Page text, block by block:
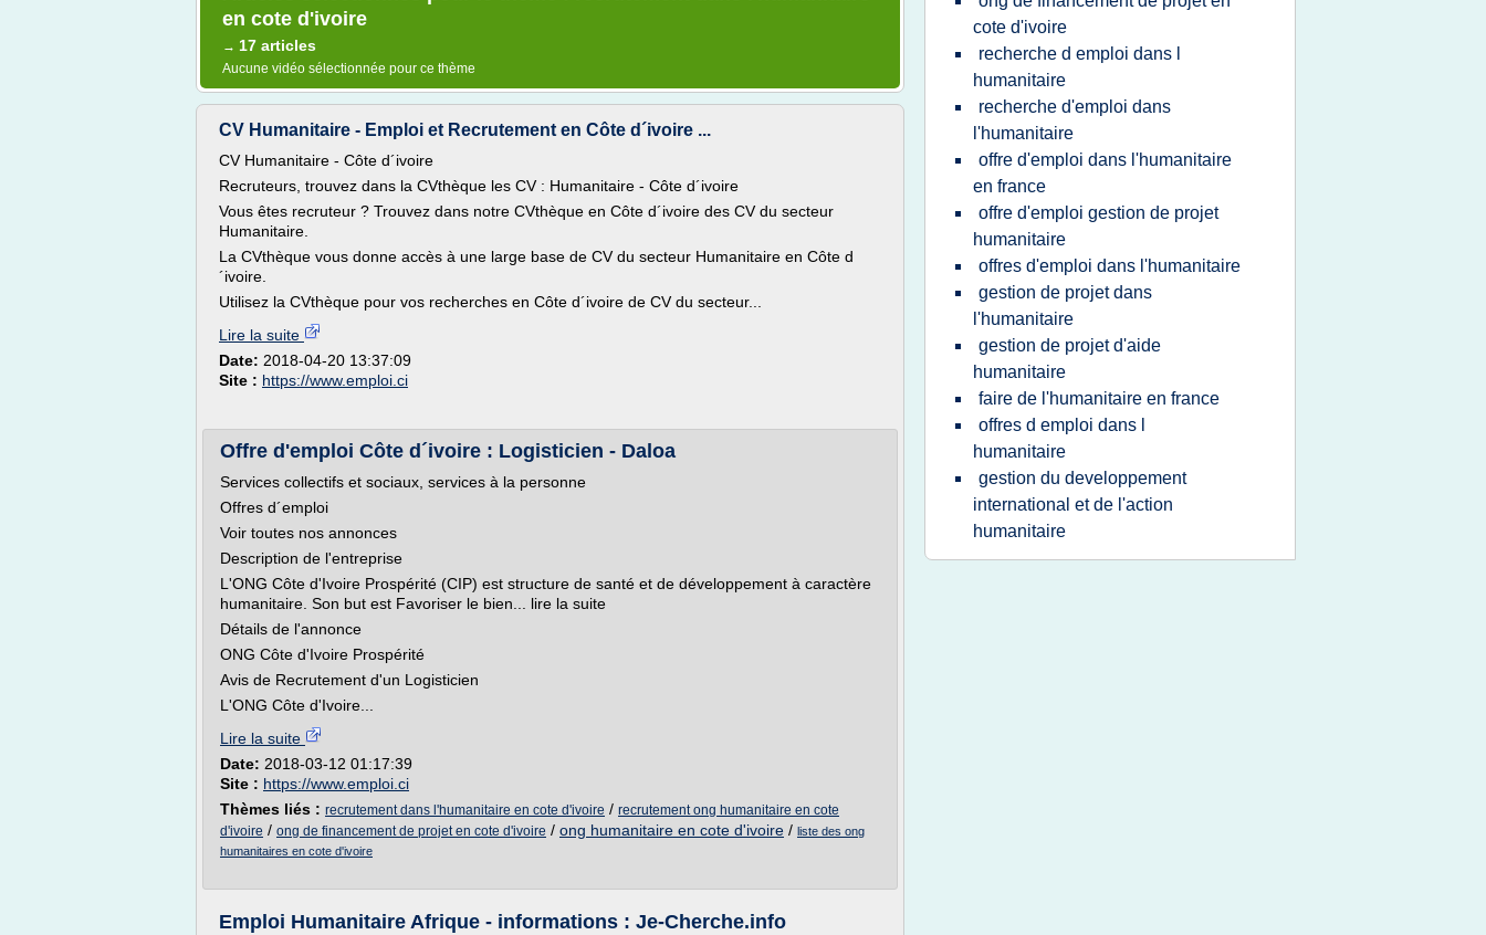
en cote d'ivoire
→ 17 articles
Aucune vidéo sélectionnée pour ce thème
CV Humanitaire - Emploi et Recrutement en Côte d´ivoire ...
CV Humanitaire - Côte d´ivoire
Recruteurs, trouvez dans la CVthèque les CV : Humanitaire - Côte d´ivoire
Vous êtes recruteur ? Trouvez dans notre CVthèque en Côte d´ivoire des CV du secteur
Humanitaire.
La CVthèque vous donne accès à une large base de CV du secteur Humanitaire en Côte d
´ivoire.
Utilisez la CVthèque pour vos recherches en Côte d´ivoire de CV du secteur...
Lire la suite
Date: 2018-04-20 13:37:09
Site : https://www.emploi.ci
Offre d'emploi Côte d´ivoire : Logisticien - Daloa
Services collectifs et sociaux, services à la personne
Offres d´emploi
Voir toutes nos annonces
Description de l'entreprise
L'ONG Côte d'Ivoire Prospérité (CIP) est structure de santé et de développement à caractère
humanitaire. Son but est Favoriser le bien... lire la suite
Détails de l'annonce
ONG Côte d'Ivoire Prospérité
Avis de Recrutement d'un Logisticien
L'ONG Côte d'Ivoire...
Lire la suite
Date: 2018-03-12 01:17:39
Site : https://www.emploi.ci
Thèmes liés : recrutement dans l'humanitaire en cote d'ivoire / recrutement ong humanitaire en cote
d'ivoire / ong de financement de projet en cote d'ivoire / ong humanitaire en cote d'ivoire / liste des ong
humanitaires en cote d'ivoire
Emploi Humanitaire Afrique - informations : Je-Cherche.info
cote d'ivoire
recherche d emploi dans l
humanitaire
recherche d'emploi dans
l'humanitaire
offre d'emploi dans l'humanitaire
en france
offre d'emploi gestion de projet
humanitaire
offres d'emploi dans l'humanitaire
gestion de projet dans
l'humanitaire
gestion de projet d'aide
humanitaire
faire de l'humanitaire en france
offres d emploi dans l
humanitaire
gestion du developpement
international et de l'action
humanitaire